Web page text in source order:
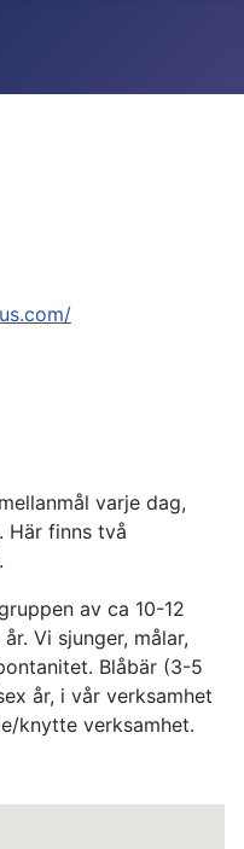
varje dag,
Här finns två
av ca 10-12
Vi sjunger, målar,
Blåbär (3-5
år, i vår verksamhet
knytte verksamhet.